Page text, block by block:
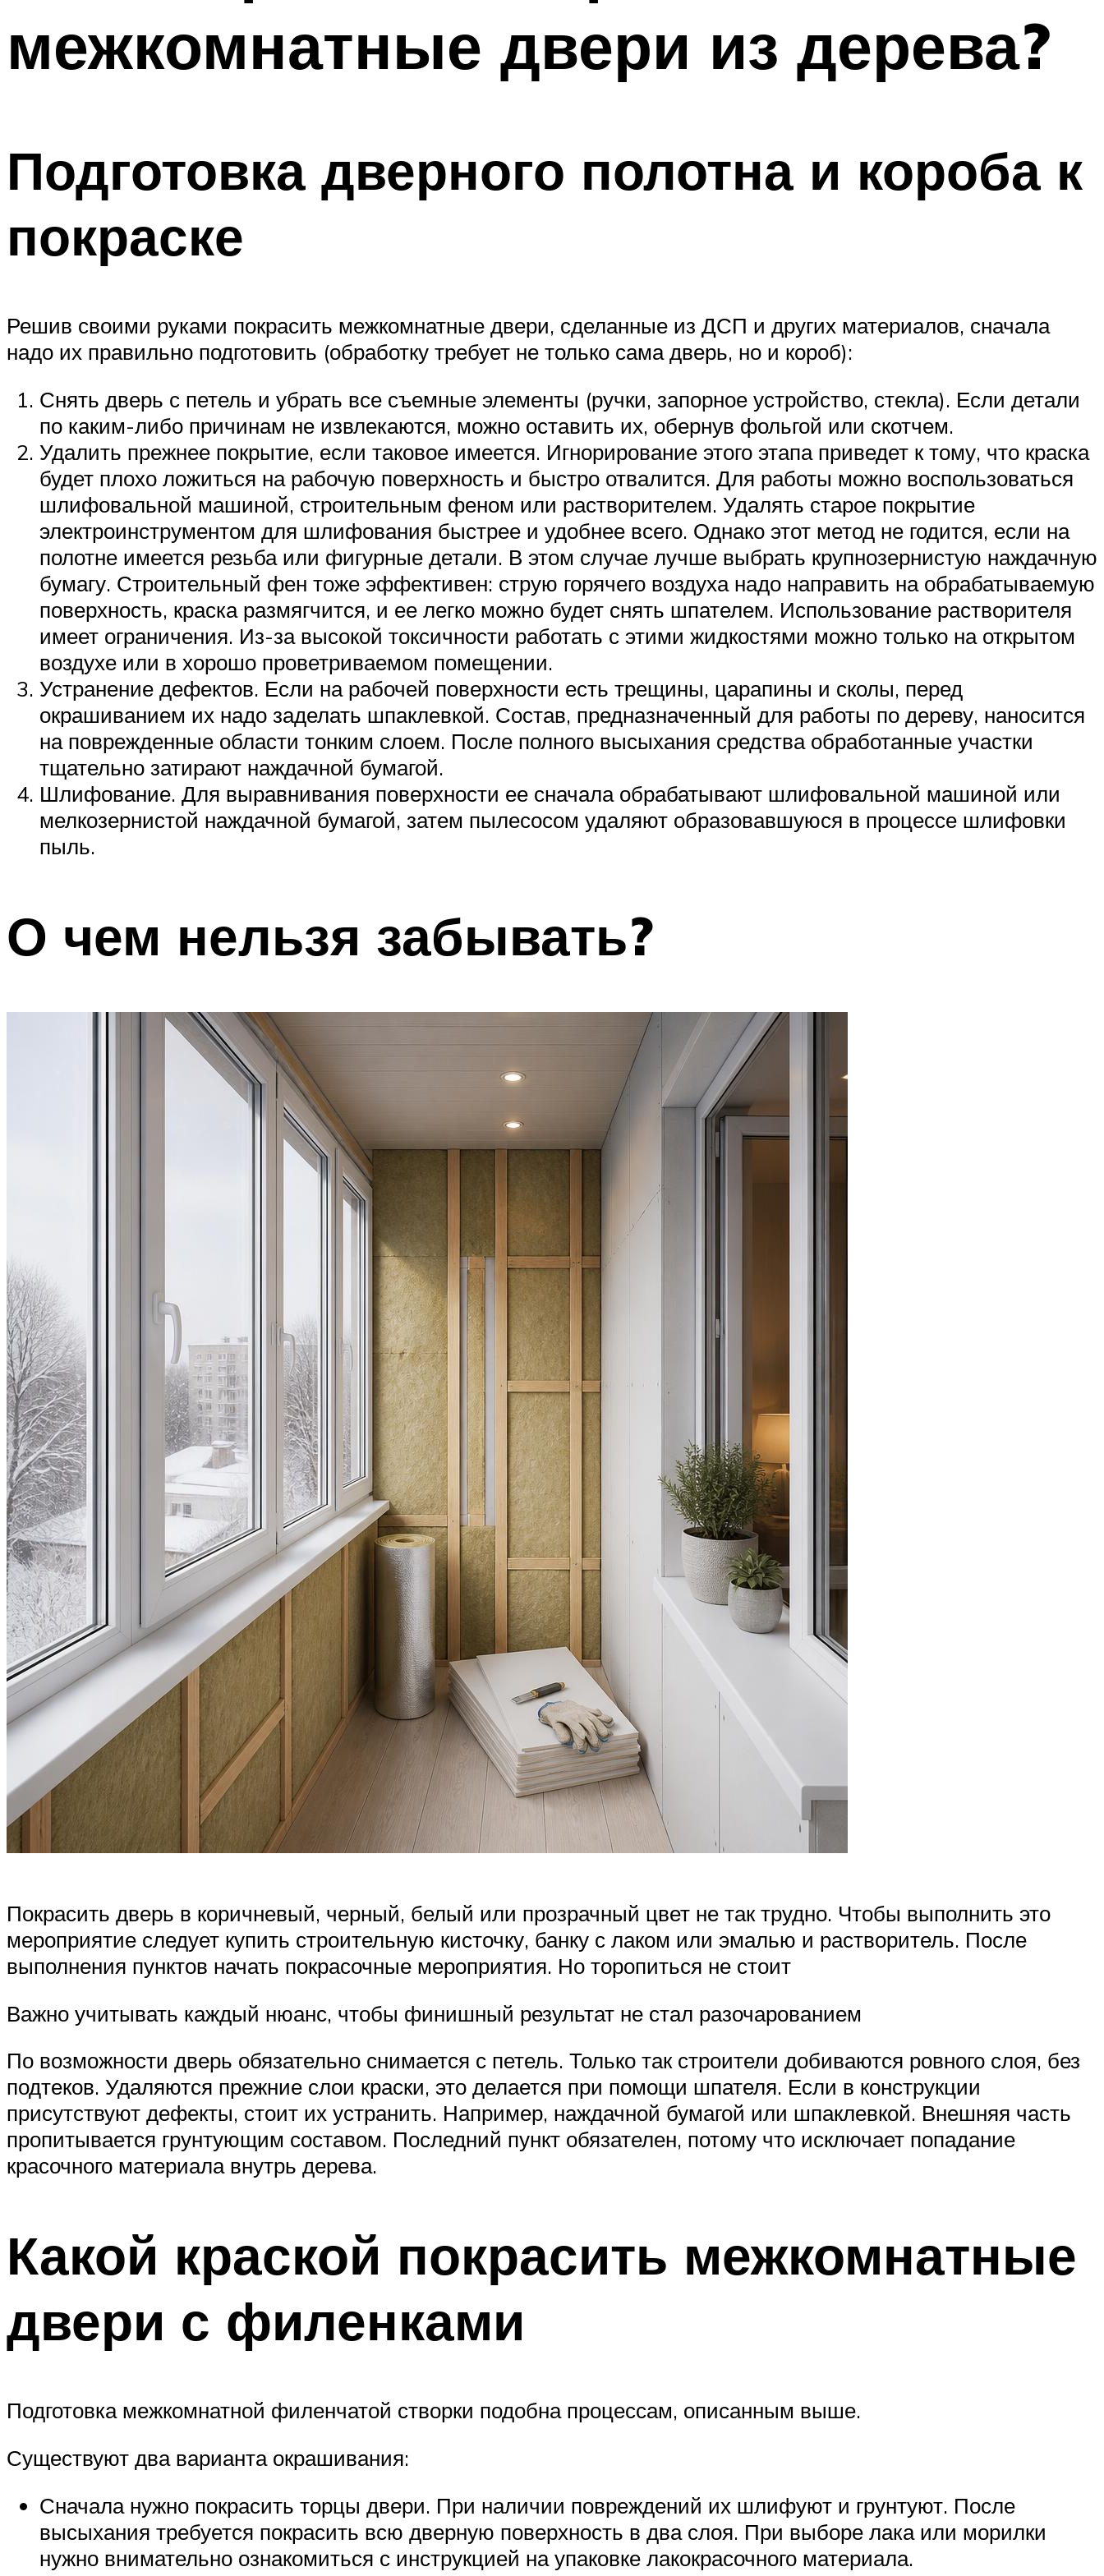
межкомнатные двери из дерева?
Подготовка дверного полотна и короба к
покраске
Решив своими руками покрасить межкомнатные двери, сделанные из ДСП и других материалов, сначала
надо их правильно подготовить (обработку требует не только сама дверь, но и короб):
Снять дверь с петель и убрать все съемные элементы (ручки, запорное устройство, стекла). Если детали
по каким-либо причинам не извлекаются, можно оставить их, обернув фольгой или скотчем.
Удалить прежнее покрытие, если таковое имеется. Игнорирование этого этапа приведет к тому, что краска
будет плохо ложиться на рабочую поверхность и быстро отвалится. Для работы можно воспользоваться
шлифовальной машиной, строительным феном или растворителем. Удалять старое покрытие
электроинструментом для шлифования быстрее и удобнее всего. Однако этот метод не годится, если на
полотне имеется резьба или фигурные детали. В этом случае лучше выбрать крупнозернистую наждачную
бумагу. Строительный фен тоже эффективен: струю горячего воздуха надо направить на обрабатываемую
поверхность, краска размягчится, и ее легко можно будет снять шпателем. Использование растворителя
имеет ограничения. Из-за высокой токсичности работать с этими жидкостями можно только на открытом
воздухе или в хорошо проветриваемом помещении.
Устранение дефектов. Если на рабочей поверхности есть трещины, царапины и сколы, перед
окрашиванием их надо заделать шпаклевкой. Состав, предназначенный для работы по дереву, наносится
на поврежденные области тонким слоем. После полного высыхания средства обработанные участки
тщательно затирают наждачной бумагой.
Шлифование. Для выравнивания поверхности ее сначала обрабатывают шлифовальной машиной или
мелкозернистой наждачной бумагой, затем пылесосом удаляют образовавшуюся в процессе шлифовки
пыль.
О чем нельзя забывать?
Покрасить дверь в коричневый, черный, белый или прозрачный цвет не так трудно. Чтобы выполнить это
мероприятие следует купить строительную кисточку, банку с лаком или эмалью и растворитель. После
выполнения пунктов начать покрасочные мероприятия. Но торопиться не стоит
Важно учитывать каждый нюанс, чтобы финишный результат не стал разочарованием
По возможности дверь обязательно снимается с петель. Только так строители добиваются ровного слоя, без
подтеков. Удаляются прежние слои краски, это делается при помощи шпателя. Если в конструкции
присутствуют дефекты, стоит их устранить. Например, наждачной бумагой или шпаклевкой. Внешняя часть
пропитывается грунтующим составом. Последний пункт обязателен, потому что исключает попадание
красочного материала внутрь дерева.
Какой краской покрасить межкомнатные
двери с филенками
Подготовка межкомнатной филенчатой створки подобна процессам, описанным выше.
Существуют два варианта окрашивания:
Сначала нужно покрасить торцы двери. При наличии повреждений их шлифуют и грунтуют. После
высыхания требуется покрасить всю дверную поверхность в два слоя. При выборе лака или морилки
нужно внимательно ознакомиться с инструкцией на упаковке лакокрасочного материала.